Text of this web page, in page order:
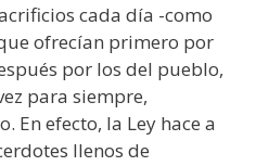
cada día -como
ofrecían primero por
por los del pueblo,
para siempre,
En efecto, la Ley hace a
llenos de